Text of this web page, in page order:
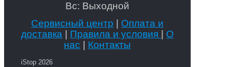
Вс: Выходной
Сервисный центр
Оплата и
доставка
Правила и условия
О
нас
Контакты
iStop 2026